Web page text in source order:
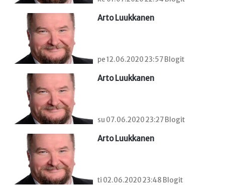
Arto Luukkanen
pe 12.06.2020 23:57 Blogit
Arto Luukkanen
su 07.06.2020 23:27 Blogit
Arto Luukkanen
ti 02.06.2020 23:48 Blogit